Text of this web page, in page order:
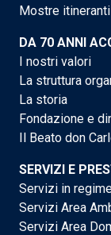
Mostre itineranti
DA 70 ANNI
I nostri valori
La struttura
La storia
Fondazione e
Il Beato don
SERVIZI E
Servizi in
Servizi Area
Servizi Area